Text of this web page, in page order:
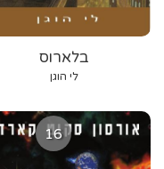
בלארוס
לי הוגן
16